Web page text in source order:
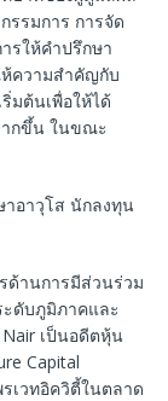
รมการ การจัด
รให้คำปรึกษา
ความสำคัญกับ
มต้นเพื่อให้ได้
ากขึ้น ในขณะ
าอาวุโส นักลงทุน
ด้านการมีส่วนร่วม
ะดับภูมิภาคและ
เป็นอดีตหุ้น
Capital
เวทอิควิตี้ในตลาด